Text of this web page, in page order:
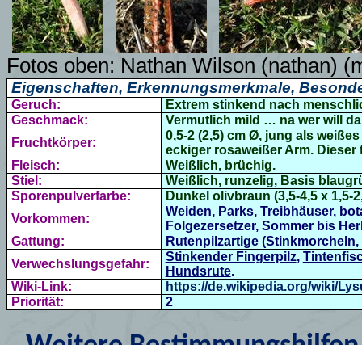
Fotos oben: Nathan Wilson (nathan)
Eigenschaften, Erkennungsmerkmale,
Geruch:
Extrem stinkend nach
Geschmack:
Vermutlich mild … na wer will
Fruchtkörper:
0,5-2 (2,5) cm Ø, jung als
eckiger rosaweißer Arm. Dieser
Fleisch:
Weißlich, brüchig.
Stiel:
Weißlich, runzelig, Basis
Sporenpulverfarbe:
Dunkel olivbraun (3,5-4,5 x 1,5-
Vorkommen:
Weiden, Parks, Treibhäuser,
Folgezersetzer, Sommer bis
Gattung:
Rutenpilzartige (Stinkmorcheln,
Verwechslungsgefahr:
Stinkender Fingerpilz,
Hundsrute.
Wiki-Link:
https://de.wikipedia.org/wiki/
Priorität:
2